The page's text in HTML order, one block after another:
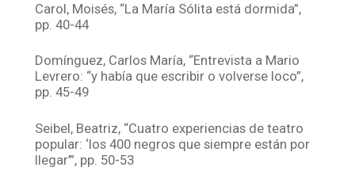
Carol, Moisés, “La María Sólita está dormida”,
pp. 40-44
Domínguez, Carlos María, “Entrevista a Mario
Levrero: “y había que escribir o volverse loco”,
pp. 45-49
Seibel, Beatriz, “Cuatro experiencias de teatro
popular: ‘los 400 negros que siempre están por
llegar’”, pp. 50-53